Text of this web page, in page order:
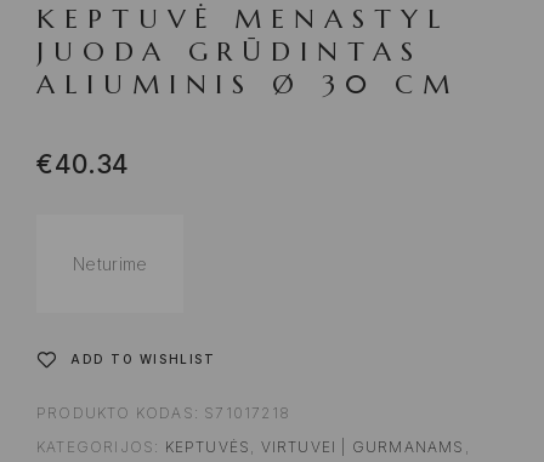
KEPTUVĖ MENASTYL
JUODA GRŪDINTAS
ALIUMINIS Ø 30 CM
€40.34
Neturime
ADD TO WISHLIST
PRODUKTO KODAS: S71017218
KATEGORIJOS: KEPTUVĖS VIRTUVEI | GURMANAMS